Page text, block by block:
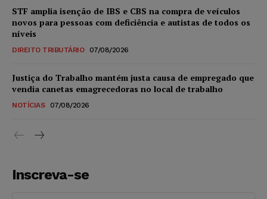
STF amplia isenção de IBS e CBS na compra de veículos
novos para pessoas com deficiência e autistas de todos os
níveis
DIREITO TRIBUTÁRIO 07/08/2026
Justiça do Trabalho mantém justa causa de empregado que
vendia canetas emagrecedoras no local de trabalho
NOTÍCIAS 07/08/2026
Inscreva-se